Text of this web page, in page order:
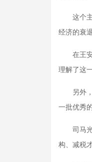
这个主
经济的衰
在王安
理解了这
另外，
一批优秀
司马光
构、减税